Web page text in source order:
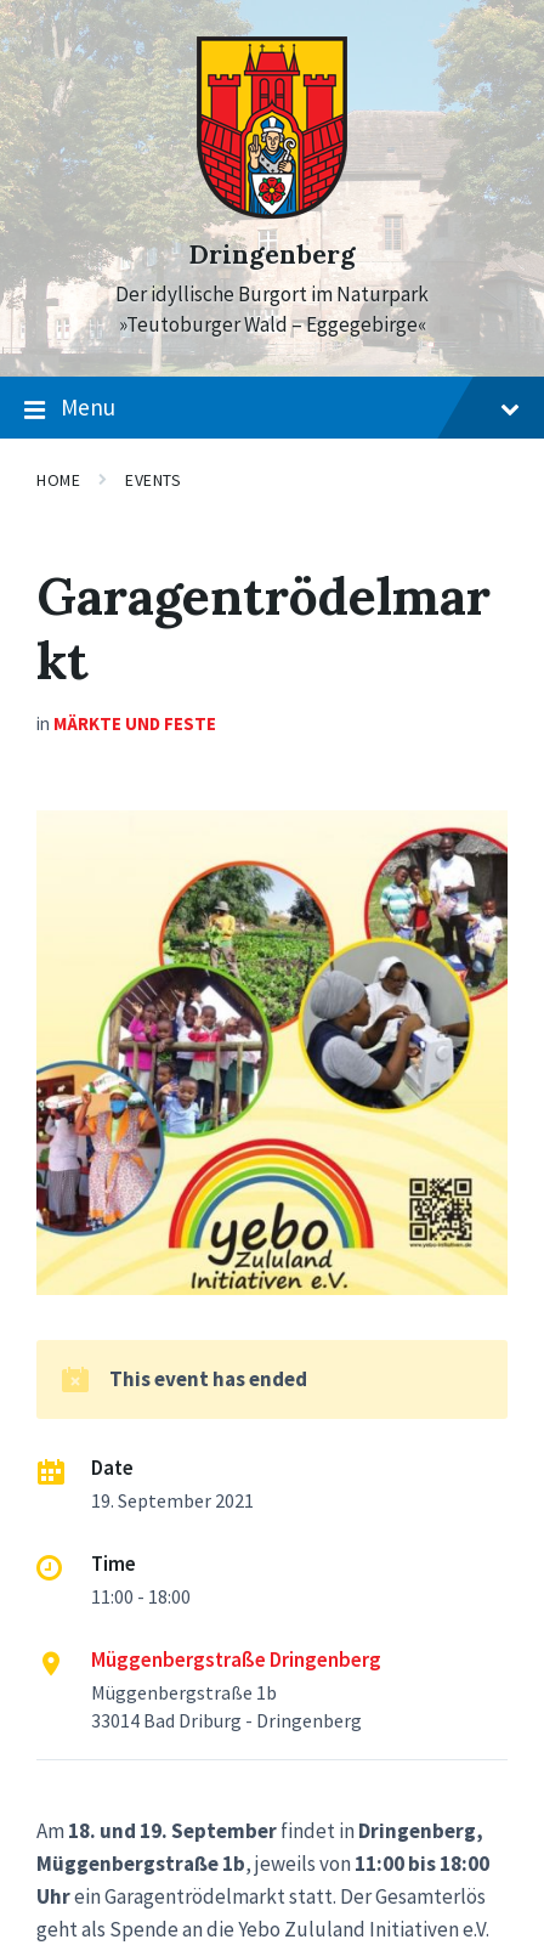
Skip
to
content
Skip
to
main
navigation
Skip
to
footer
Dringenberg
Der idyllische Burgort im Naturpark
»Teutoburger Wald – Eggegebirge«
Menu
HOME EVENTS
Garagentrödelmar
kt
in MÄRKTE UND FESTE
This event has ended
Date
19. September 2021
Time
11:00 - 18:00
Müggenbergstraße Dringenberg
Müggenbergstraße 1b
33014 Bad Driburg - Dringenberg
Am18. und 19. Septemberfindet inDringenberg,
Müggenbergstraße 1b, jeweils von11:00 bis 18:00
Uhrein Garagentrödelmarkt statt. Der Gesamterlös
geht als Spende an die Yebo Zululand Initiativen e.V.